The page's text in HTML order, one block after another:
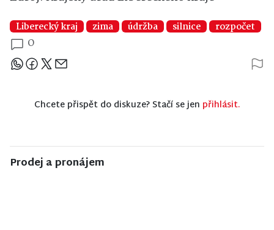
Liberecký kraj zima údržba silnice rozpočet
0
Sdílejte článek
Chcete přispět do diskuze? Stačí se jen přihlásit.
Prodej a pronájem